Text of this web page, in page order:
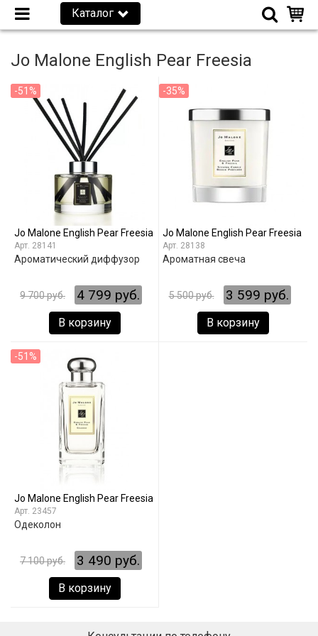
Каталог
Jo Malone English Pear Freesia
-51%
Jo Malone English Pear Freesia
28141
Ароматический диффузор
9 700 руб. 4 799 руб.
В корзину
-35%
Jo Malone English Pear Freesia
28138
Ароматная свеча
5 500 руб. 3 599 руб.
В корзину
-51%
Jo Malone English Pear Freesia
23457
Одеколон
7 100 руб. 3 490 руб.
В корзину